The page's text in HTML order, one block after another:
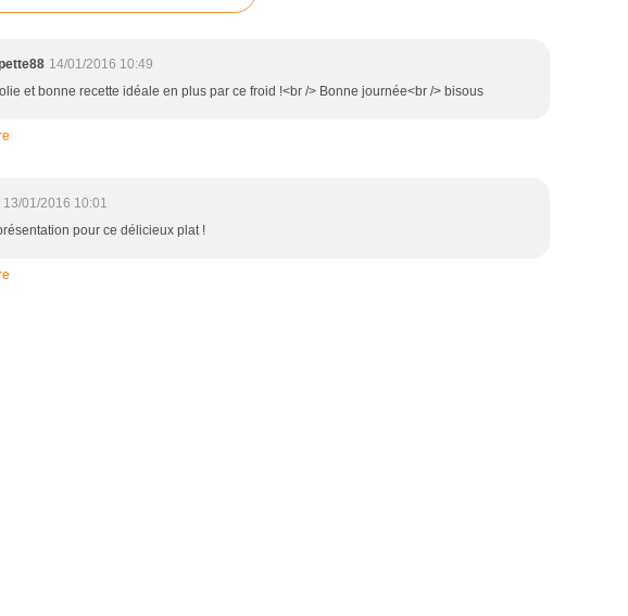
14/01/2016 10:49
et bonne recette idéale en plus par ce froid !<br /> Bonne journée<br /> bisous
13/01/2016 10:01
pour ce délicieux plat !